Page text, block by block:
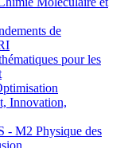
de
pour les
Innovation,
M2 Physique des